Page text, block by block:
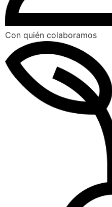
Con quién colaboramos